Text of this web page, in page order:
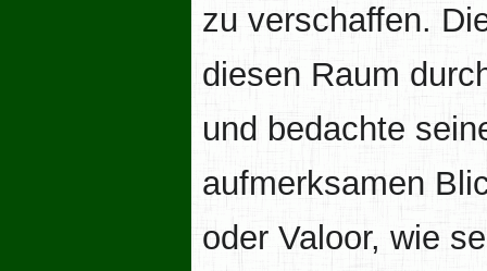
zu verschaffen.
diesen Raum
und bedachte
aufmerksamen
oder Valoor, wie